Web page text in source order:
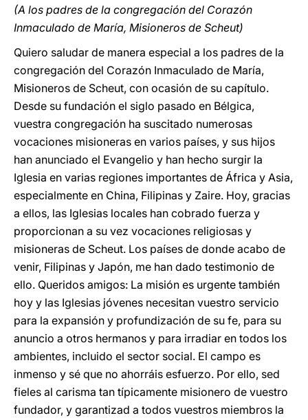
(A los padres de la congregación del Corazón
Inmaculado de María, Misioneros de Scheut)
Quiero saludar de manera especial a los padres de la
congregación del Corazón Inmaculado de María,
Misioneros de Scheut, con ocasión de su capítulo.
Desde su fundación el siglo pasado en Bélgica,
vuestra congregación ha suscitado numerosas
vocaciones misioneras en varios países, y sus hijos
han anunciado el Evangelio y han hecho surgir la
Iglesia en varias regiones importantes de África y Asia,
especialmente en China, Filipinas y Zaire. Hoy, gracias
a ellos, las Iglesias locales han cobrado fuerza y
proporcionan a su vez vocaciones religiosas y
misioneras de Scheut. Los países de donde acabo de
venir, Filipinas y Japón, me han dado testimonio de
ello. Queridos amigos: La misión es urgente también
hoy y las Iglesias jóvenes necesitan vuestro servicio
para la expansión y profundización de su fe, para su
anuncio a otros hermanos y para irradiar en todos los
ambientes, incluido el sector social. El campo es
inmenso y sé que no ahorráis esfuerzo. Por ello, sed
fieles al carisma tan típicamente misionero de vuestro
fundador, y garantizad a todos vuestros miembros la